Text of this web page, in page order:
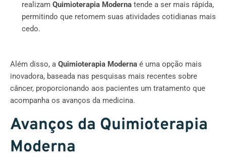
realizam Quimioterapia Modernatende a ser mais rápida,
permitindo que retomem suas atividades cotidianas mais
cedo.
Além disso, a Quimioterapia Moderna é uma opção mais
inovadora, baseada nas pesquisas mais recentes sobre
câncer, proporcionando aos pacientes um tratamento que
acompanha os avanços da medicina.
Avanços da Quimioterapia
Moderna